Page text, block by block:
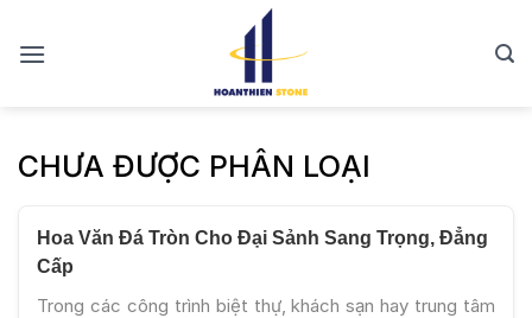
CHƯA ĐƯỢC PHÂN LOẠI
Hoa Văn Đá Tròn Cho Đại Sảnh Sang Trọng, Đẳng
Cấp
Trong các công trình biệt thự, khách sạn hay trung tâm